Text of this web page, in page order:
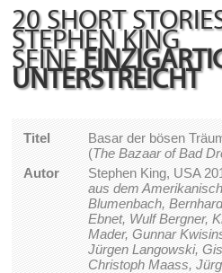
20 SHORT
STEPHEN KING
SEINE
UNTERSTREICHT
Titel
Basar der bösen
(The Bazaar of Bad
Autor
Stephen King, USA
aus dem
Blumenbach,
Ebnet, Wulf Bergner,
Mader, Gunnar
Jürgen Langowski,
Christoph Maass,